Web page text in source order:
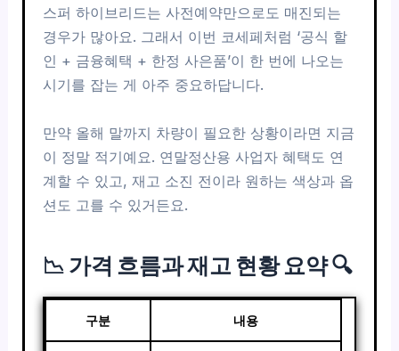
스퍼 하이브리드는 사전예약만으로도 매진되는
경우가 많아요. 그래서 이번 코세페처럼 ‘공식 할
인 + 금융혜택 + 한정 사은품’이 한 번에 나오는
시기를 잡는 게 아주 중요하답니다.
만약 올해 말까지 차량이 필요한 상황이라면 지금
이 정말 적기예요. 연말정산용 사업자 혜택도 연
계할 수 있고, 재고 소진 전이라 원하는 색상과 옵
션도 고를 수 있거든요.
📉 가격 흐름과 재고 현황 요약 🔍
구분 내용